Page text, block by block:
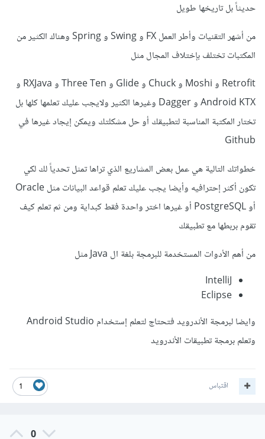
حديثاً بل تاريخها طويل
من أشهر التقنيات وأطر العمل FX و Swing و Spring وهناك الكثير من
المكتبات تختلف بإختلاف المجال مثل
Retrofit و Moshi و Chuck و Glide و Three Ten و RXJava و
Android KTX و Dagger وغيرها الكثير ولايجب عليك تعلمها كلها بل
تختار المكتبة المناسبة لتطبيقك أو حل مشكلتك ويمكن إيجاد غيرها في
Github
خطواتك التالية هي عمل بعض المشاريع الذي تراها تمثل تحدياً لك لكي
تكون أكثر إحترافيه وأيضا يجب عليك تعلم قواعد البيانات مثل Oracle
أو PostgreSQL أو غيرها اختر واحدة فقط كبداية ومن ثم تعلم كيف
تقوم بربطها مع تطبيقك
من أهم الأدوات المستخدمة للبرمجة بلغة ال Java مثل
IntelliJ
Eclipse
وايضا لبرمجة الأندرويد فتحتاج لتعلم إستخدام Android Studio
وتعلم برمجة تطبيقات الأندرويد
1 اقتباس
0